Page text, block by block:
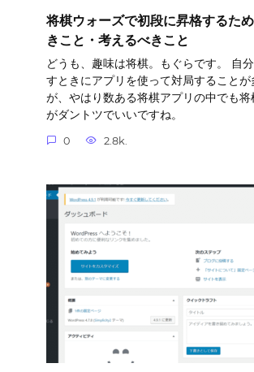
将棋ウォーズで初段に昇格するた
きこと・考えるべきこと
どうも、趣味は将棋。もぐらです。 自
すときにアプリを使って対局することが
が、やはり数ある将棋アプリの中でも将
がダントツでいいですね。
0 2.8k.